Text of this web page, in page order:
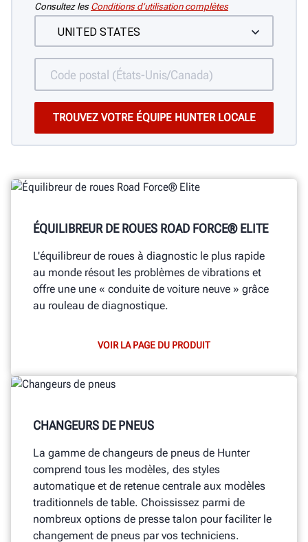
Consultez les Conditions d’utilisation complètes
ÉQUILIBREUR DE ROUES ROAD FORCE® ELITE
L'équilibreur de roues à diagnostic le plus rapide
au monde résout les problèmes de vibrations et
offre une une « conduite de voiture neuve » grâce
au rouleau de diagnostique.
VOIR LA PAGE DU PRODUIT
CHANGEURS DE PNEUS
La gamme de changeurs de pneus de Hunter
comprend tous les modèles, des styles
automatique et de retenue centrale aux modèles
traditionnels de table. Choississez parmi de
nombreux options de presse talon pour faciliter le
changement de pneus par vos techniciens.